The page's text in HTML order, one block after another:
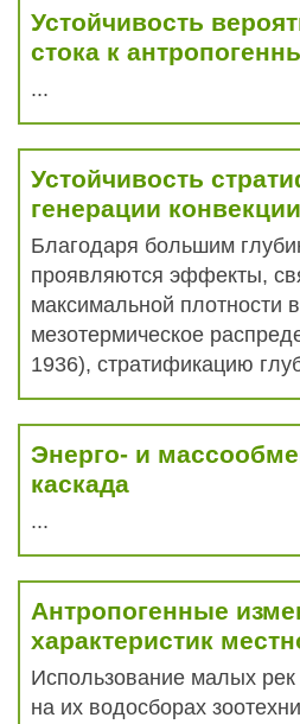
Устойчивость
стока к
...
Устойчивость
генерации
Благодаря большим
проявляются эффекты,
максимальной
мезотермическое
1936), стратификацию
Энерго- и
каскада
...
Антропогенные
характеристик
Использование малых
на их водосборах